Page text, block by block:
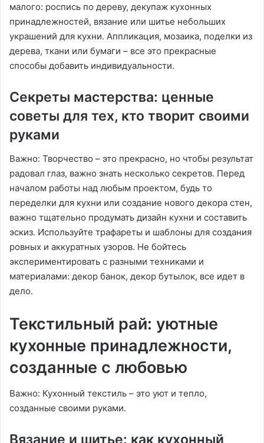
малого: роспись по дереву, декупаж кухонных
принадлежностей, вязание или шитье небольших
украшений для кухни․ Аппликация, мозаика, поделки из
дерева, ткани или бумаги – все это прекрасные
способы добавить индивидуальности․
Секреты мастерства: ценные
советы для тех, кто творит своими
руками
Важно: Творчество – это прекрасно, но чтобы результат
радовал глаз, важно знать несколько секретов․ Перед
началом работы над любым проектом, будь то
переделки для кухни или создание нового декора стен,
важно тщательно продумать дизайн кухни и составить
эскиз․ Используйте трафареты и шаблоны для создания
ровных и аккуратных узоров․ Не бойтесь
экспериментировать с разными техниками и
материалами: декор банок, декор бутылок, все идет в
дело․
Текстильный рай: уютные
кухонные принадлежности,
созданные с любовью
Важно: Кухонный текстиль – это уют и тепло,
созданные своими руками․
Вязание и шитье: как кухонный